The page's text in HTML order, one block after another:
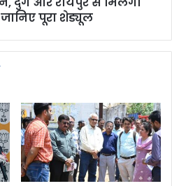
पूरा शेड्यूल